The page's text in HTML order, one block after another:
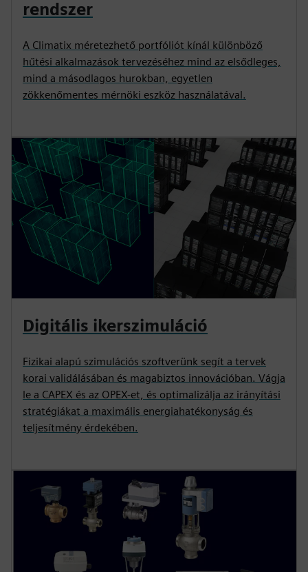
rendszer
A Climatix méretezhető portfóliót kínál különböző
hűtési alkalmazások tervezéséhez mind az elsődleges,
mind a másodlagos hurokban, egyetlen
zökkenőmentes mérnöki eszköz használatával.
Digitális ikerszimuláció
Fizikai alapú szimulációs szoftverünk segít a tervek
korai validálásában és magabiztos innovációban. Vágja
le a CAPEX és az OPEX-et, és optimalizálja az irányítási
stratégiákat a maximális energiahatékonyság és
teljesítmény érdekében.